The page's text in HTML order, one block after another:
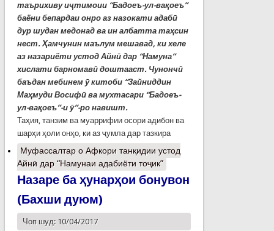
таърихиву иҷтимоии “Бадоеъ-ул-вақоеъ”
баёни бепардаи онро аз назокати адабӣ
дур шудан медонад ва ин албатта таҳсин
нест. Ҳамчунин маълум мешавад, ки хеле
аз назариёти устод Айнӣ дар “Намуна”
хислати барномавӣ доштааст. Чунончӣ
баъдан мебинем ӯ китоби “Зайниддин
Маҳмуди Восифӣ ва мухтасари “Бадоеъ-
ул-вақоеъ”-и ӯ”-ро навишт.
Таҳия, танзим ва муаррифии осори адибон ва
шарҳи ҳоли онҳо, ки аз ҷумла дар тазкира
Муфассалтаро Афкори танқидии устод
Айнӣ дар “Намунаи адабиёти тоҷик”
Назаре ба ҳунарҳои бонувон
(Бахши дуюм)
Чоп шуд: 10/04/2017